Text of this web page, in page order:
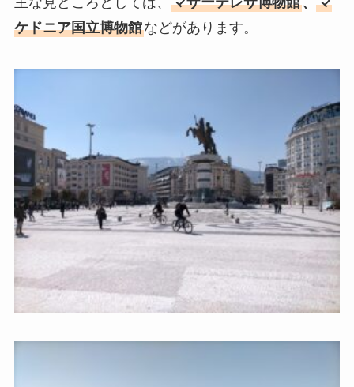
ケドニア国立博物館などがあります。